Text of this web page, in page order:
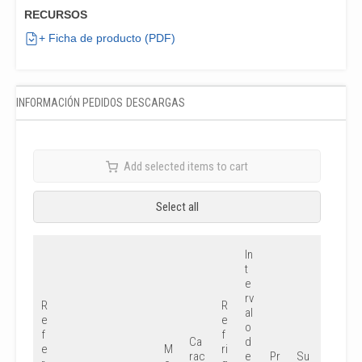
RECURSOS
+ Ficha de producto (PDF)
INFORMACIÓN PEDIDOS DESCARGAS
Add selected items to cart
Select all
R
e
f
e
M
Ca
rac
R
e
f
ri
In
t
e
rv
al
o
d
e
Pr
Su